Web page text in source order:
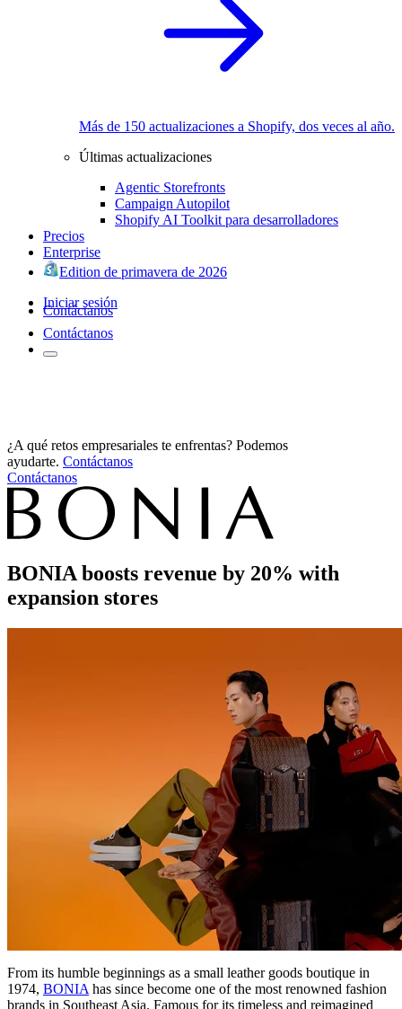
Más de 150 actualizaciones a Shopify, dos veces al año.
Últimas actualizaciones
Agentic Storefronts
Campaign Autopilot
Shopify AI Toolkit para desarrolladores
Precios
Enterprise
Edition de primavera de 2026
Iniciar sesión
Contáctanos
Contáctanos
¿A qué retos empresariales te enfrentas? Podemos
ayudarte. Contáctanos
Contáctanos
BONIA boosts revenue by 20% with
expansion stores
From its humble beginnings as a small leather goods boutique in
1974, BONIA has since become one of the most renowned fashion
brands in Southeast Asia. Famous for its timeless and reimagined